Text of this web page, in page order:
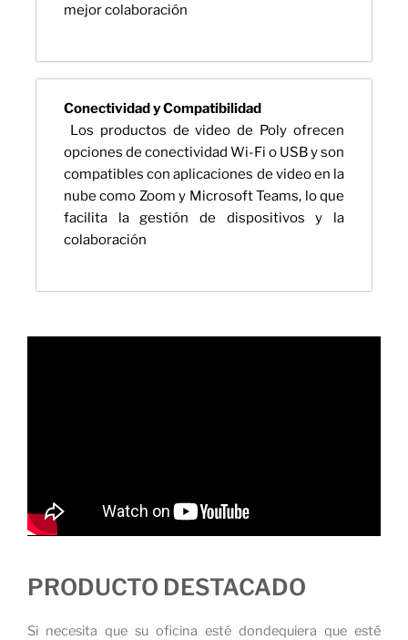
mejor colaboración
Conectividad y Compatibilidad
Los productos de video de Poly ofrecen
opciones de conectividad Wi-Fi o USB y son
compatibles con aplicaciones de video en la
nube como Zoom y Microsoft Teams, lo que
facilita la gestión de dispositivos y la
colaboración
PRODUCTO DESTACADO
Si necesita que su oficina esté dondequiera que esté